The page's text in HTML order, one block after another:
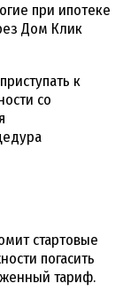
при ипотеке
Дом Клик
к
со
стартовые
погасить
тариф.